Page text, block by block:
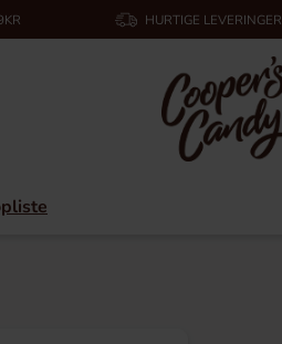
HURTIGE LEVERINGER